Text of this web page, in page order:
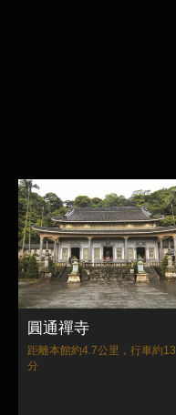
圓通禪寺
距離本館約4.7公里，行車約13
分